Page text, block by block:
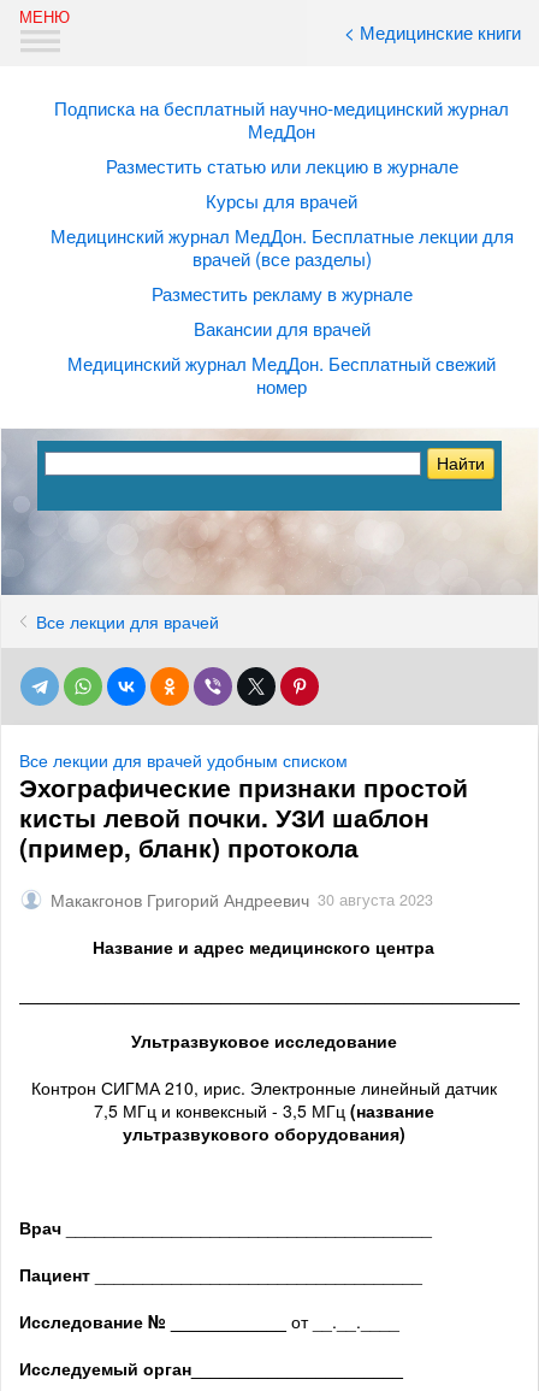
< Медицинские книги
Подписка на бесплатный научно-медицинский журнал
МедДон
Разместить статью или лекцию в журнале
Курсы для врачей
Медицинский журнал МедДон. Бесплатные лекции для
врачей (все разделы)
Разместить рекламу в журнале
Вакансии для врачей
Медицинский журнал МедДон. Бесплатный свежий
номер
Все лекции для врачей
Все лекции для врачей удобным списком
Эхографические признаки простой
кисты левой почки. УЗИ шаблон
(пример, бланк) протокола
Макакгонов Григорий Андреевич 30 августа 2023
Название и адрес медицинского центра
Ультразвуковое исследование
Контрон СИГМА 210, ирис. Электронные линейный датчик
7,5 МГц и конвексный - 3,5 МГц(название
ультразвукового оборудования)
Врач
Пациент
Исследование № ____________ от __.__.____
Исследуемый орган